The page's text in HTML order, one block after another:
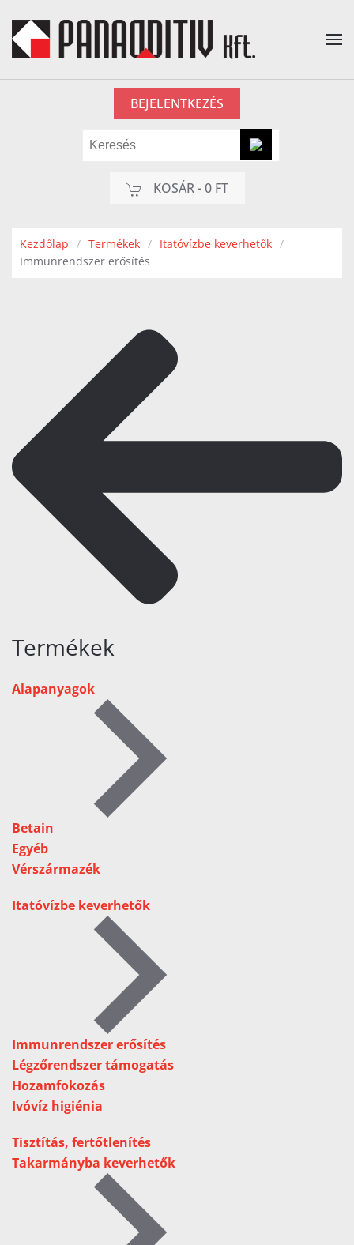
Fő tartalom átugrása
BEJELENTKEZÉS
KOSÁR -0 FT
Kezdőlap Termékek
Itatóvízbe keverhetők
Immunrendszer erősítés
Termékek
Alapanyagok
Betain
Egyéb
Vérszármazék
Itatóvízbe keverhetők
Immunrendszer erősítés
Légzőrendszer támogatás
Hozamfokozás
Ivóvíz higiénia
Tisztítás, fertőtlenítés
Takarmányba keverhetők